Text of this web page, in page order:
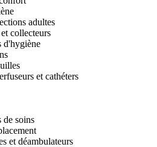
adultes
collecteurs
d'hygiène
et cathéters
de soins
et déambulateurs